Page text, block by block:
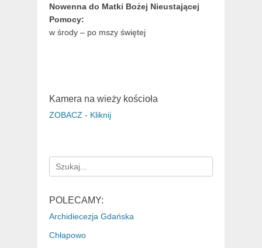
Nowenna do Matki Bożej Nieustającej
Pomocy:
w środy – po mszy świętej
Kamera na wieży kościoła
ZOBACZ - Kliknij
Search
for:
POLECAMY:
Archidiecezja Gdańska
Chłapowo